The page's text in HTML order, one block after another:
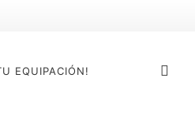
EQUIPACIÓN!